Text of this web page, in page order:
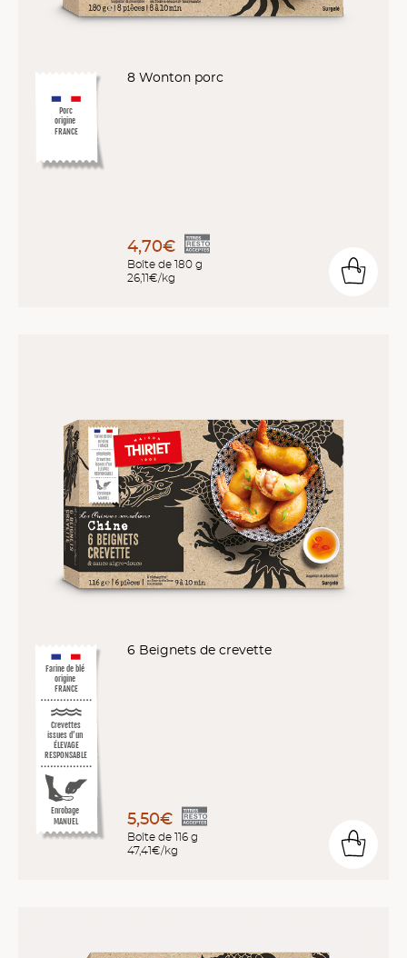
Porc
origine
FRANCE
8 Wonton porc
4,70€
Boîte de 180 g
26,11€/kg
Farine de blé
origine
FRANCE
Crevettes
issues d’un
ÉLEVAGE
RESPONSABLE
Enrobage
MANUEL
6 Beignets de crevette
5,50€
Boîte de 116 g
47,41€/kg